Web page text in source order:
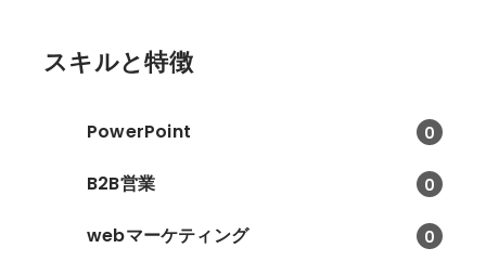
スキルと特徴
PowerPoint 0
B2B営業 0
webマーケティング 0